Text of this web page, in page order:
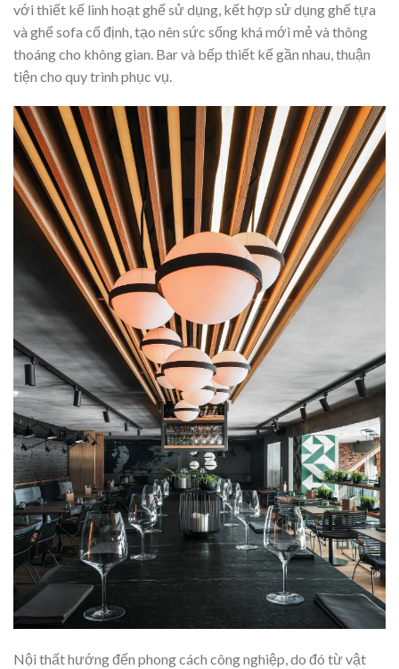
với thiết kế linh hoạt ghế sử dụng, kết hợp sử dụng ghế tựa
và ghế sofa cố định, tạo nên sức sống khá mới mẻ và thông
thoáng cho không gian. Bar và bếp thiết kế gần nhau, thuận
tiện cho quy trình phục vụ.
Nội thất hướng đến phong cách công nghiệp, do đó từ vật